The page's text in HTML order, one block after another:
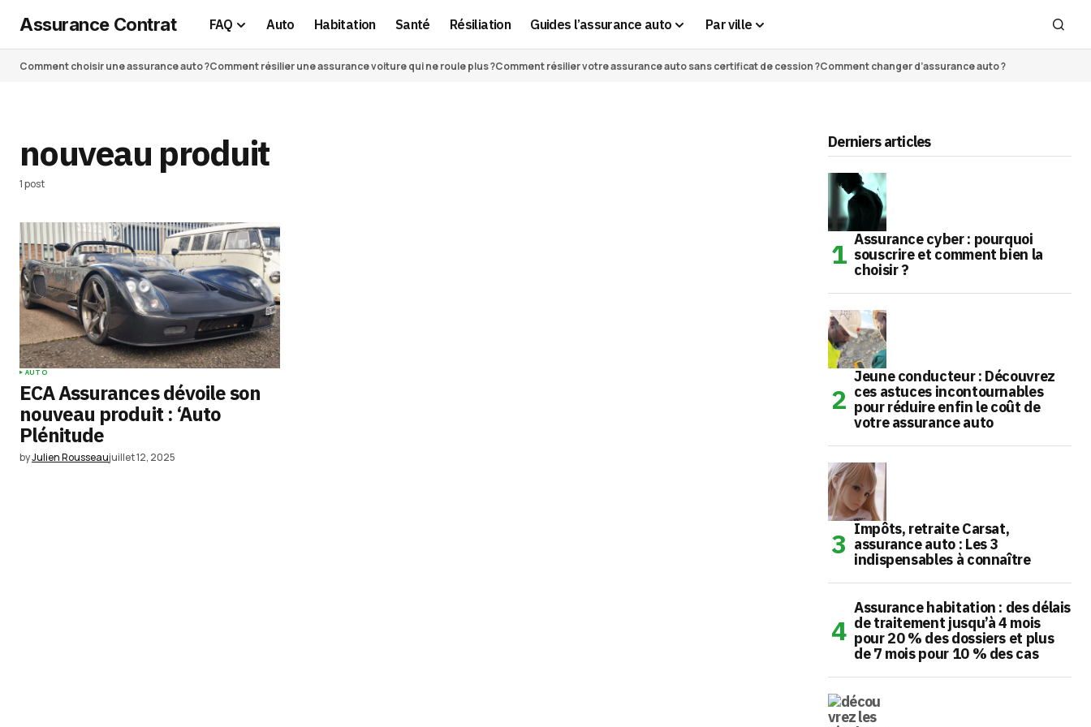
Assurance Contrat FAQ Auto Habitation Santé Résiliation Guides l’assurance auto Par ville
Comment choisir une assurance auto ?Comment résilier une assurance voiture qui ne roule plus ?Comment résilier votre assurance auto sans certificat de cession ?Comment changer d’assurance auto ?
nouveau produit
1 post
AUTO
ECA Assurances dévoile son
nouveau produit : ‘Auto
Plénitude
byJulien Rousseaujuillet 12, 2025
Derniers articles
Assurance cyber : pourquoi
souscrire et comment bien la
choisir ?
Jeune conducteur : Découvrez
ces astuces incontournables
pour réduire enfin le coût de
votre assurance auto
Impôts, retraite Carsat,
assurance auto : Les 3
indispensables à connaître
Assurance habitation : des délais
de traitement jusqu’à 4 mois
pour 20 % des dossiers et plus
de 7 mois pour 10 % des cas